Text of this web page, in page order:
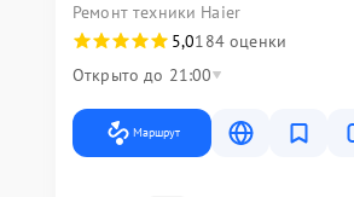
Ремонт техники Haier
5,0184 оценки
Открыто до 21:00
Маршрут